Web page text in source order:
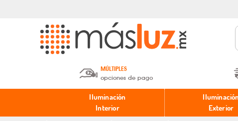
MÚLTIPLES
opciones de pago
Depósito en efectivo o Cheque y
Transferencia.
*
Iluminación
Interior
Exterior